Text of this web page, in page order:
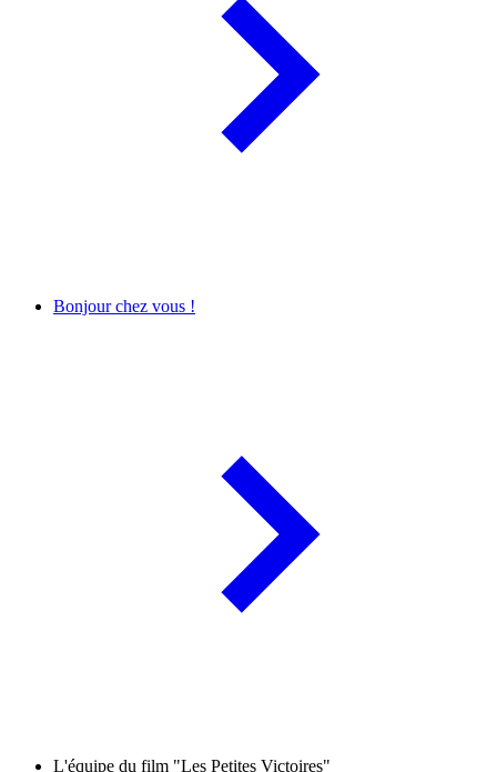
Bonjour chez vous !
L'équipe du film "Les Petites Victoires"